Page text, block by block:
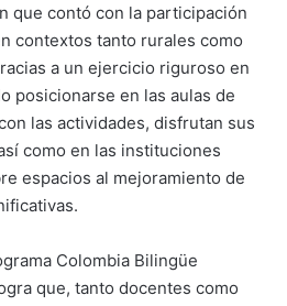
que contó con la participación
contextos tanto rurales como
a un ejercicio riguroso en
posicionarse en las aulas de
las actividades, disfrutan sus
como en las instituciones
espacios al mejoramiento de
Colombia Bilingüe
que, tanto docentes como